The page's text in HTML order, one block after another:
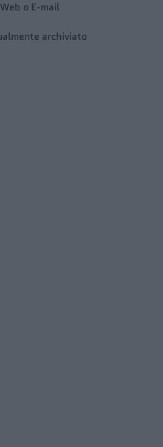
o E-mail
archiviato